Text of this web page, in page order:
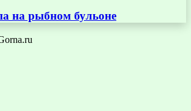
на рыбном бульоне